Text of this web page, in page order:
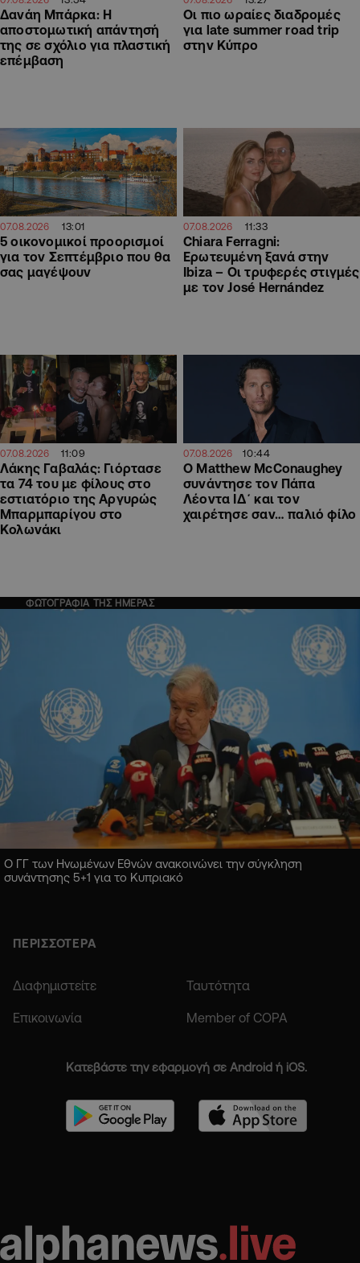
Δανάη Μπάρκα: Η
αποστομωτική απάντησή
της σε σχόλιο για πλαστική
επέμβαση
Οι πιο ωραίες διαδρομές
για late summer road trip
στην Κύπρο
07.08.2026 13:01
5 οικονομικοί προορισμοί
για τον Σεπτέμβριο που θα
σας μαγέψουν
07.08.2026 11:33
Chiara Ferragni:
Ερωτευμένη ξανά στην
Ibiza – Οι τρυφερές στιγμές
με τον José Hernández
07.08.2026 11:09
Λάκης Γαβαλάς: Γιόρτασε
τα 74 του με φίλους στο
εστιατόριο της Αργυρώς
Μπαρμπαρίγου στο
Κολωνάκι
07.08.2026 10:44
Ο Matthew McConaughey
συνάντησε τον Πάπα
Λέοντα ΙΔ΄ και τον
χαιρέτησε σαν… παλιό φίλο
ΦΩΤΟΓΡΑΦΙΑ ΤΗΣ ΗΜΕΡΑΣ
Ο ΓΓ των Ηνωμένων Εθνών ανακοινώνει την σύγκληση
συνάντησης 5+1 για το Κυπριακό
ΠΕΡΙΣΣΟΤΕΡΑ
Διαφημιστείτε Ταυτότητα
Επικοινωνία Member of COPA
Κατεβάστε την εφαρμογή σε Android ή iOS.